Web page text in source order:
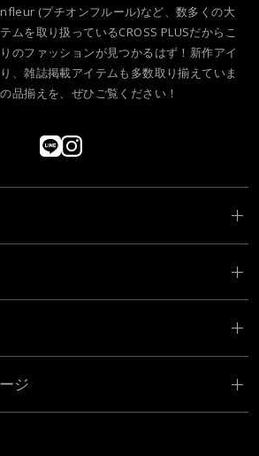
(プチオンフルール)など、数多くの大
ムを取り扱っているCROSS PLUSだからこ
のファッションが見つかるはず！新作アイ
、雑誌掲載アイテムも多数取り揃えていま
品揃えを、ぜひご覧ください！
ジ